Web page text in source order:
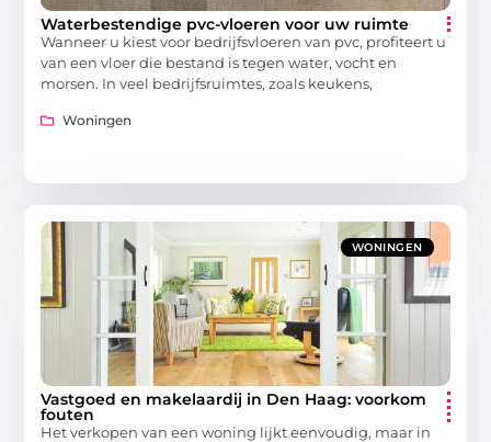
Waterbestendige pvc-vloeren voor uw ruimte
Wanneer u kiest voor bedrijfsvloeren van pvc, profiteert u
van een vloer die bestand is tegen water, vocht en
morsen. In veel bedrijfsruimtes, zoals keukens,
Woningen
WONINGEN
Vastgoed en makelaardij in Den Haag: voorkom
fouten
Het verkopen van een woning lijkt eenvoudig, maar in